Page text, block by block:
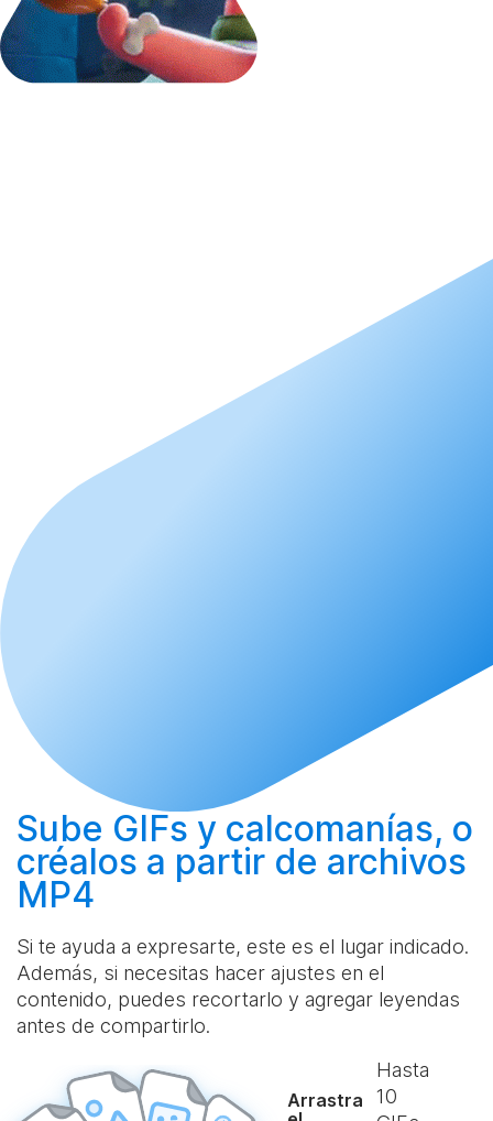
Sube GIFs y calcomanías, o
créalos a partir de archivos
MP4
Si te ayuda a expresarte, este es el lugar indicado.
Además, si necesitas hacer ajustes en el
contenido, puedes recortarlo y agregar leyendas
antes de compartirlo.
Arrastra
Hasta
10